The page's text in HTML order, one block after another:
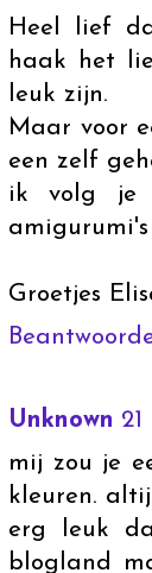
Heel lief
haak het
leuk zijn.
Maar voor
een zelf
ik volg je
Groetjes
Unknown
mij zou je
kleuren.
erg leuk
blogland